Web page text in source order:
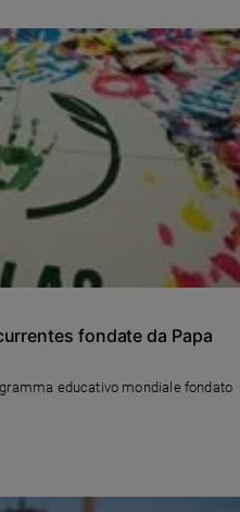
fondate da Papa
educativo mondiale fondato